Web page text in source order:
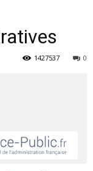
0
1427537